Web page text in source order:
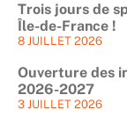
Trois jours de
Île-de-France !
8 JUILLET 2026
Ouverture des
2026-2027
3 JUILLET 2026